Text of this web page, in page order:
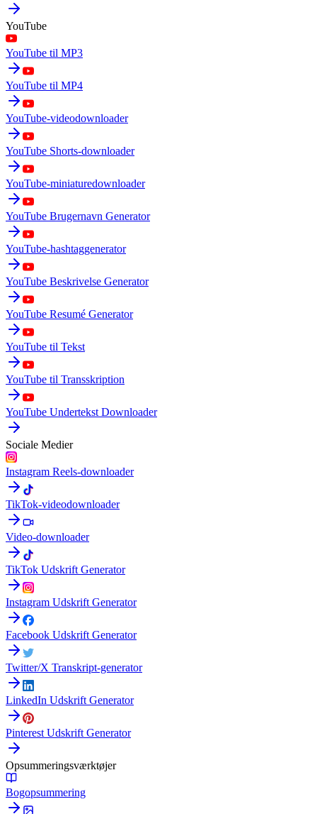
YouTube
YouTube til MP3
YouTube til MP4
YouTube-videodownloader
YouTube Shorts-downloader
YouTube-miniaturedownloader
YouTube Brugernavn Generator
YouTube-hashtaggenerator
YouTube Beskrivelse Generator
YouTube Resumé Generator
YouTube til Tekst
YouTube til Transskription
YouTube Undertekst Downloader
Sociale Medier
Instagram Reels-downloader
TikTok-videodownloader
Video-downloader
TikTok Udskrift Generator
Instagram Udskrift Generator
Facebook Udskrift Generator
Twitter/X Transkript-generator
LinkedIn Udskrift Generator
Pinterest Udskrift Generator
Opsummeringsværktøjer
Bogopsummering